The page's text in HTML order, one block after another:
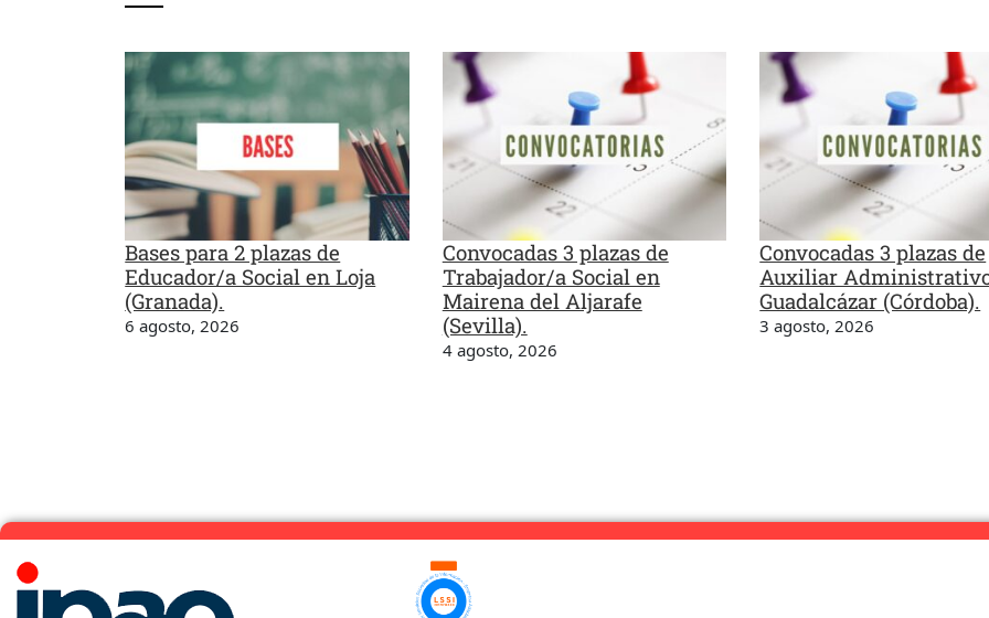
Bases para 2 plazas de
Educador/a Social en Loja
(Granada).
6 agosto, 2026
Convocadas 3 plazas de
Trabajador/a Social en
Mairena del Aljarafe
(Sevilla).
4 agosto, 2026
Convocadas 3 plazas de
Auxiliar
Guadalcázar (Córdoba).
3 agosto, 2026